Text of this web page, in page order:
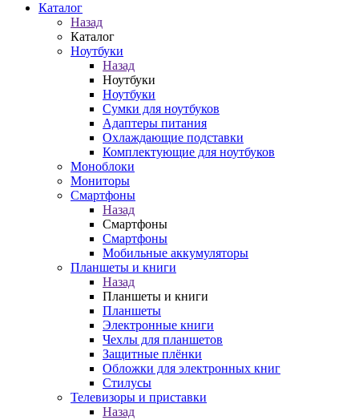
Каталог
Назад
Каталог
Ноутбуки
Назад
Ноутбуки
Ноутбуки
Сумки для ноутбуков
Адаптеры питания
Охлаждающие подставки
Комплектующие для ноутбуков
Моноблоки
Мониторы
Смартфоны
Назад
Смартфоны
Смартфоны
Мобильные аккумуляторы
Планшеты и книги
Назад
Планшеты и книги
Планшеты
Электронные книги
Чехлы для планшетов
Защитные плёнки
Обложки для электронных книг
Стилусы
Телевизоры и приставки
Назад